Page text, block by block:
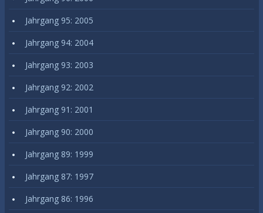
Jahrgang 95: 2005
Jahrgang 94: 2004
Jahrgang 93: 2003
Jahrgang 92: 2002
Jahrgang 91: 2001
Jahrgang 90: 2000
Jahrgang 89: 1999
Jahrgang 87: 1997
Jahrgang 86: 1996